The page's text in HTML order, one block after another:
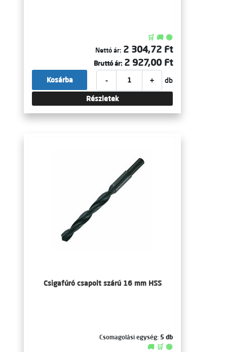
🛒 🚚 🟢
Nettó ár: 2 304,72 Ft
Bruttó ár: 2 927,00 Ft
- + db
Kosárba
Részletek
Csigafúró csapolt szárú 16 mm HSS
Csomagolási egység: 5 db
🚚 🛒 🟢